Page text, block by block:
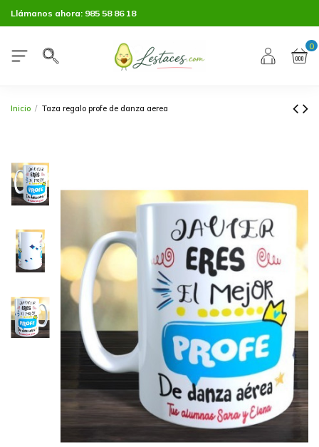
Llámanos ahora: 985 58 86 18
0
Inicio Taza regalo profe de danza aerea